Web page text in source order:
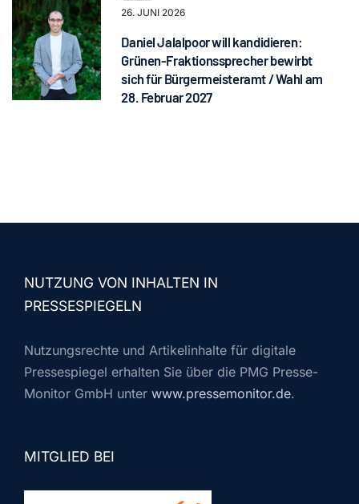
26. JUNI 2026
Daniel Jalalpoor will kandidieren:
Grünen-Fraktionssprecher bewirbt
sich für Bürgermeisteramt / Wahl am
28. Februar 2027
NUTZUNG VON INHALTEN IN
PRESSESPIEGELN
Nutzungsrechte und Artikelinhalte für digitale
Pressespiegel erhalten Sie über die PMG Presse-
Monitor GmbH unter www.pressemonitor.de.
MITGLIED BEI